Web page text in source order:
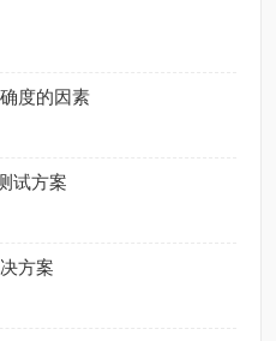
度的因素
试方案
方案